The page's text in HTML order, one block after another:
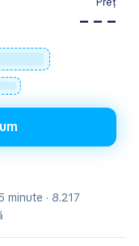
Preț
– – –
minute · 8.217